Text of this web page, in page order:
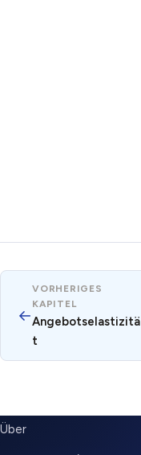
←
VORHERIGES
KAPITEL
Angebotselastizitä
t
SUBMENU
Über